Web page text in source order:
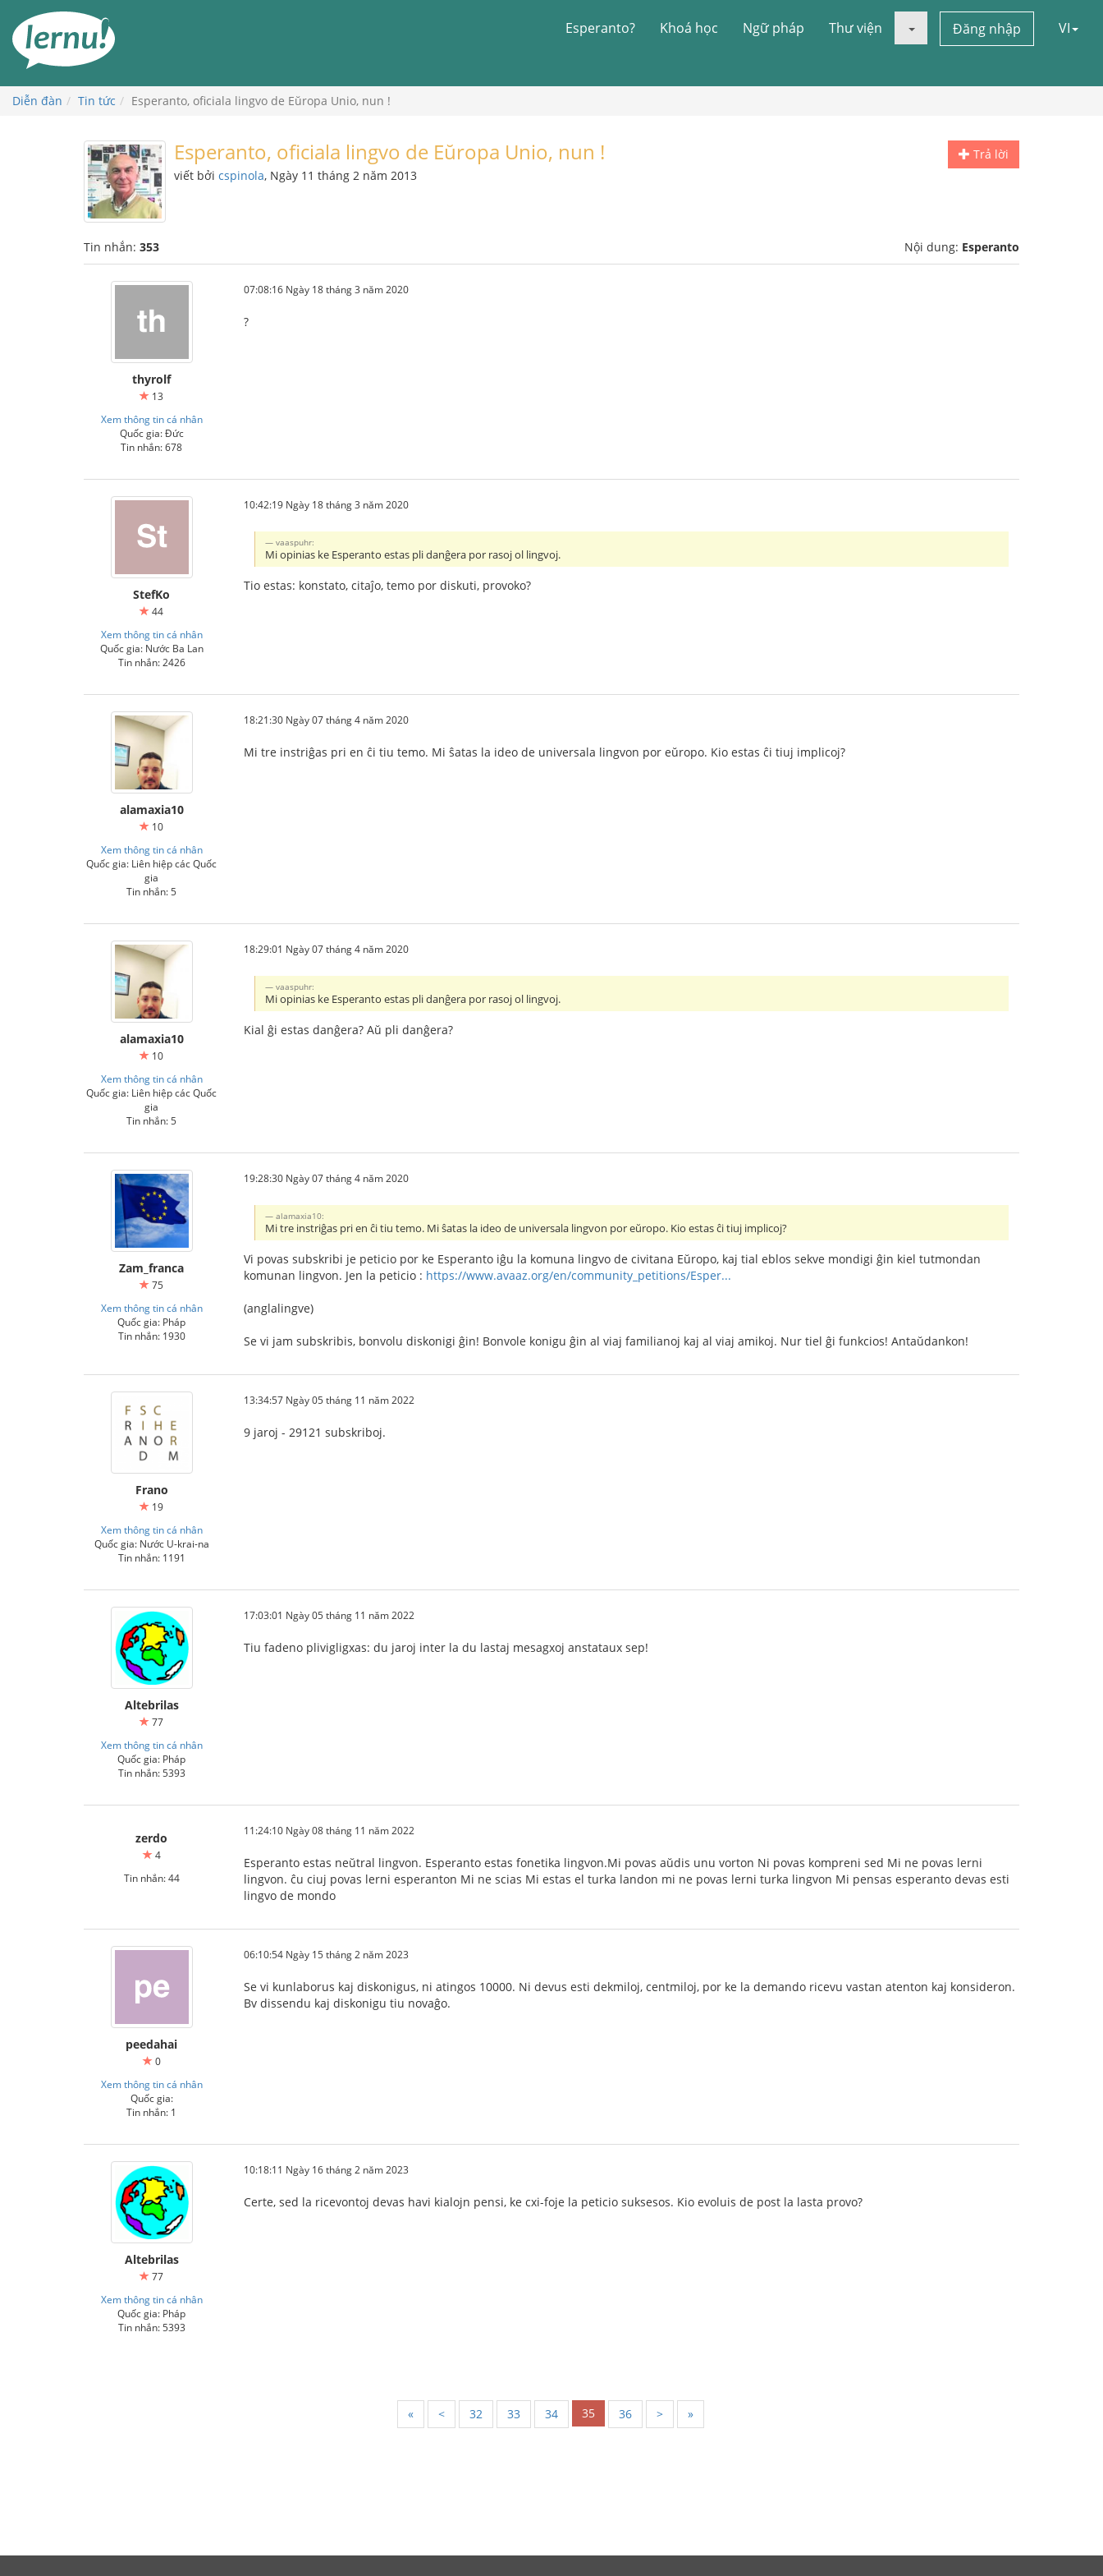
đến
phần
dung
Esperanto? Khoá học Ngữ pháp Thư viện Đăng nhập VI
Diễn đàn Tin tức Esperanto, oficiala lingvo de Eŭropa Unio, nun !
Trả lời
Esperanto, oficiala lingvo de Eŭropa Unio, nun !
viết bởi cspinola, Ngày 11 tháng 2 năm 2013
Tin nhắn: 353 Nội dung: Esperanto
thyrolf
13
Xem thông tin cá nhân
Quốc gia: Đức
Tin nhắn: 678
07:08:16 Ngày 18 tháng 3 năm 2020
?
StefKo
44
Xem thông tin cá nhân
Quốc gia: Nước Ba Lan
Tin nhắn: 2426
10:42:19 Ngày 18 tháng 3 năm 2020
vaaspuhr:
Mi opinias ke Esperanto estas pli danĝera por rasoj ol lingvoj.
Tio estas: konstato, citaĵo, temo por diskuti, provoko?
alamaxia10
10
Xem thông tin cá nhân
Quốc gia: Liên hiệp các Quốc
gia
Tin nhắn: 5
18:21:30 Ngày 07 tháng 4 năm 2020
Mi tre instriĝas pri en ĉi tiu temo. Mi ŝatas la ideo de universala lingvon por eŭropo. Kio estas ĉi tiuj implicoj?
alamaxia10
10
Xem thông tin cá nhân
Quốc gia: Liên hiệp các Quốc
gia
Tin nhắn: 5
18:29:01 Ngày 07 tháng 4 năm 2020
vaaspuhr:
Mi opinias ke Esperanto estas pli danĝera por rasoj ol lingvoj.
Kial ĝi estas danĝera? Aŭ pli danĝera?
Zam_franca
75
Xem thông tin cá nhân
Quốc gia: Pháp
Tin nhắn: 1930
19:28:30 Ngày 07 tháng 4 năm 2020
alamaxia10:
Mi tre instriĝas pri en ĉi tiu temo. Mi ŝatas la ideo de universala lingvon por eŭropo. Kio estas ĉi tiuj implicoj?
Vi povas subskribi je peticio por ke Esperanto iĝu la komuna lingvo de civitana Eŭropo, kaj tial eblos sekve mondigi ĝin kiel tutmondan
komunan lingvon. Jen la peticio : https://www.avaaz.org/en/community_petitions/Esper...
(anglalingve)
Se vi jam subskribis, bonvolu diskonigi ĝin! Bonvole konigu ĝin al viaj familianoj kaj al viaj amikoj. Nur tiel ĝi funkcios! Antaŭdankon!
Frano
19
Xem thông tin cá nhân
Quốc gia: Nước U-krai-na
Tin nhắn: 1191
13:34:57 Ngày 05 tháng 11 năm 2022
9 jaroj - 29121 subskriboj.
Altebrilas
77
Xem thông tin cá nhân
Quốc gia: Pháp
Tin nhắn: 5393
17:03:01 Ngày 05 tháng 11 năm 2022
Tiu fadeno plivigligxas: du jaroj inter la du lastaj mesagxoj anstataux sep!
zerdo
4
Tin nhắn: 44
11:24:10 Ngày 08 tháng 11 năm 2022
Esperanto estas neŭtral lingvon. Esperanto estas fonetika lingvon.Mi povas aŭdis unu vorton Ni povas kompreni sed Mi ne povas lerni
lingvon. ĉu ciuj povas lerni esperanton Mi ne scias Mi estas el turka landon mi ne povas lerni turka lingvon Mi pensas esperanto devas esti
lingvo de mondo
peedahai
0
Xem thông tin cá nhân
Quốc gia:
Tin nhắn: 1
06:10:54 Ngày 15 tháng 2 năm 2023
Se vi kunlaborus kaj diskonigus, ni atingos 10000. Ni devus esti dekmiloj, centmiloj, por ke la demando ricevu vastan atenton kaj konsideron.
Bv dissendu kaj diskonigu tiu novaĝo.
Altebrilas
77
Xem thông tin cá nhân
Quốc gia: Pháp
Tin nhắn: 5393
10:18:11 Ngày 16 tháng 2 năm 2023
Certe, sed la ricevontoj devas havi kialojn pensi, ke cxi-foje la peticio suksesos. Kio evoluis de post la lasta provo?
« < 32 33 34 35 36 > »